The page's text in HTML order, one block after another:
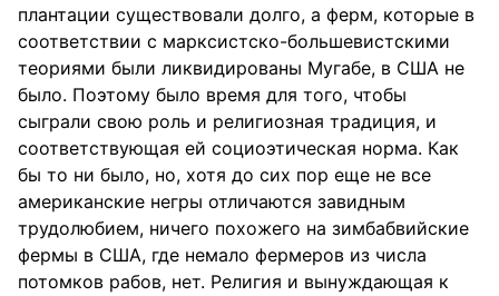
плантации существовали долго, а ферм, которые в
соответствии с марксистско-большевистскими
теориями были ликвидированы Мугабе, в США не
было. Поэтому было время для того, чтобы
сыграли свою роль и религиозная традиция, и
соответствующая ей социоэтическая норма. Как
бы то ни было, но, хотя до сих пор еще не все
американские негры отличаются завидным
трудолюбием, ничего похожего на зимбабвийские
фермы в США, где немало фермеров из числа
потомков рабов, нет. Религия и вынуждающая к